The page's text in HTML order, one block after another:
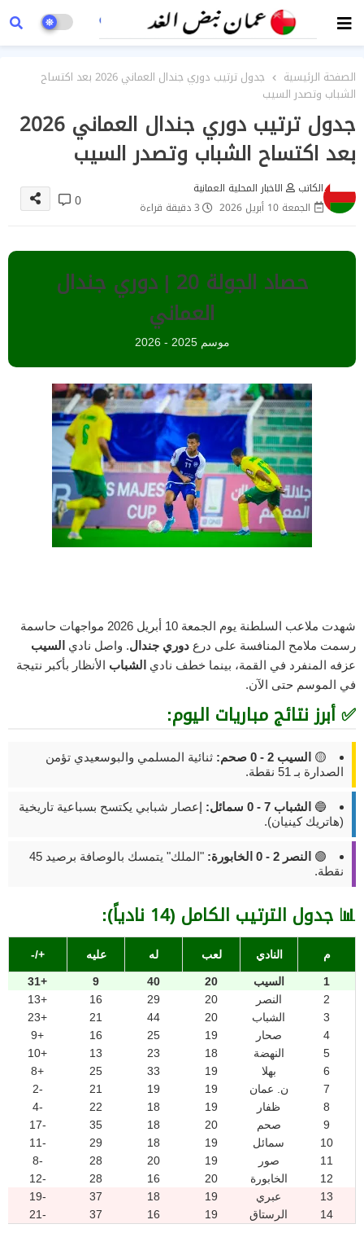
الصفحة الرئيسية
جدول ترتيب دوري جندال العماني 2026 بعد اكتساح
الشباب وتصدر السيب
جدول ترتيب دوري جندال العماني 2026
بعد اكتساح الشباب وتصدر السيب
الكاتب
الاخبار المحلية العمانية
الجمعة 10 أبريل 2026
3 دقيقة قراءة 0
حصاد الجولة 20 | دوري جندال
العماني
موسم 2025 - 2026
شهدت ملاعب السلطنة يوم الجمعة 10 أبريل 2026 مواجهات حاسمة
رسمت ملامح المنافسة على درع دوري جندال. واصل نادي السيب
عزفه المنفرد في القمة، بينما خطف نادي الشباب الأنظار بأكبر نتيجة
في الموسم حتى الآن.
✅ أبرز نتائج مباريات اليوم:
🟡 السيب 2 - 0 صحم:
ثنائية المسلمي والبوسعيدي تؤمن
الصدارة بـ 51 نقطة.
🔵 الشباب 7 - 0 سمائل:
إعصار شبابي يكتسح بسباعية تاريخية
(هاتريك كينيان).
🟣 النصر 2 - 0 الخابورة:
"الملك" يتمسك بالوصافة برصيد 45
نقطة.
📊 جدول الترتيب الكامل (14 نادياً):
م النادي لعب له عليه +/-
1 السيب 20
40
9
+31
2
النصر 20
29
16
+13
3
الشباب 20
44
21
+23
4
صحار 19
25
16
+9
5
النهضة 18
23
13
+10
6
بهلا 19
33
25
+8
7
ن. عمان 19
19
21
-2
8
ظفار 19
18
22
-4
9
صحم 20
18
35
-17
10
سمائل 19
18
29
-11
11
صور 19
20
28
-8
12
الخابورة 20
16
28
-12
13
عبري 19
18
37
-19
14
الرستاق 19
16
37
-21